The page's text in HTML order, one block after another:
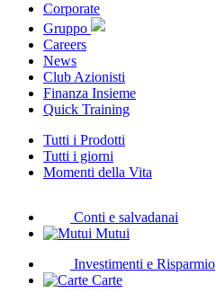
Corporate
Gruppo
Careers
News
Club Azionisti
Finanza Insieme
Quick Training
Tutti i Prodotti
Tutti i giorni
Momenti della Vita
Conti e salvadanai
Mutui
Investimenti e Risparmio
Carte